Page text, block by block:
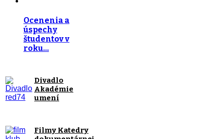
Ocenenia a
úspechy
študentov v
roku…
Divadlo
Akadémie
umení
Filmy Katedry